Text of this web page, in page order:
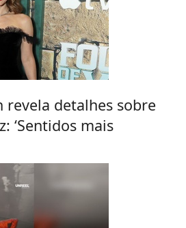
revela detalhes sobre
‘Sentidos mais